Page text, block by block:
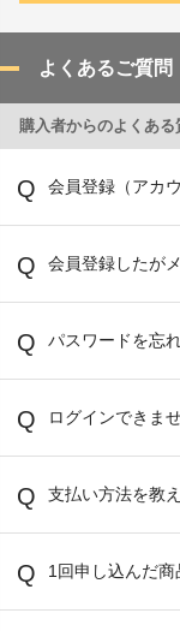
よくあるご質問
購入者からのよくある
会員登録（アカ
会員登録したが
パスワードを忘
ログインできま
支払い方法を教
1回申し込んだ